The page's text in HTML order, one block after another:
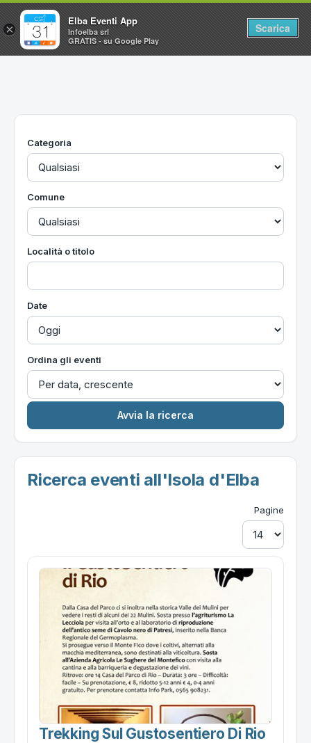
Home
Utilità
Categoria
Comune
Località o titolo
Date
Ordina gli eventi
Ricerca eventi all'Isola d'Elba
Pagine
Trekking Sul Gustosentiero Di Rio
×
Elba Eventi App
Infoelba srl
GRATIS - su Google Play
Scarica